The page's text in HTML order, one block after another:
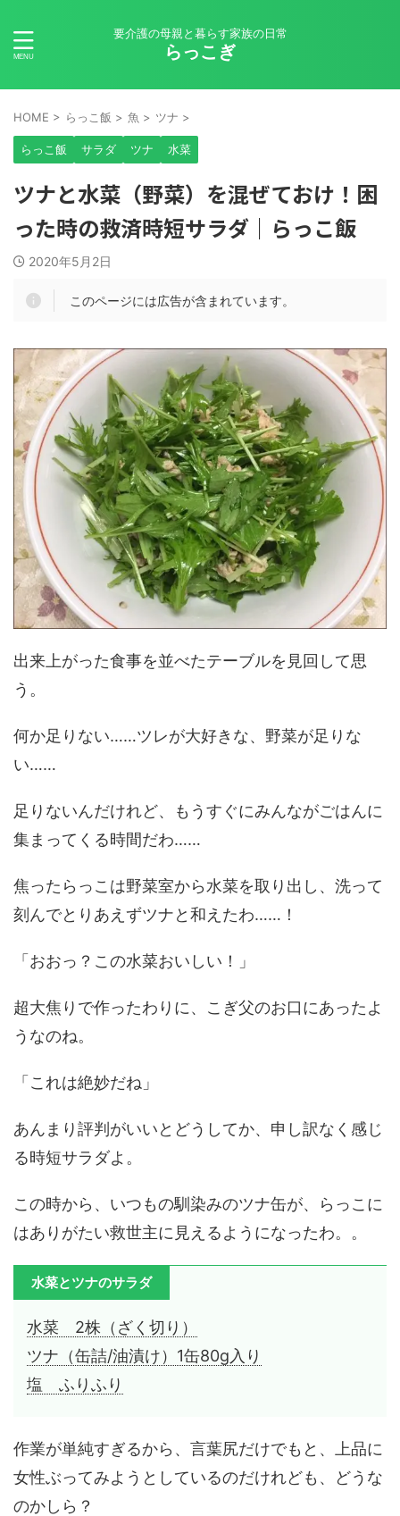
要介護の母親と暮らす家族の日常
らっこぎ
HOME > らっこ飯 > 魚 > ツナ >
らっこ飯 サラダ ツナ 水菜
ツナと水菜（野菜）を混ぜておけ！困
った時の救済時短サラダ｜らっこ飯
2020年5月2日
このページには広告が含まれています。
出来上がった食事を並べたテーブルを見回して思
う。
何か足りない……ツレが大好きな、野菜が足りな
い……
足りないんだけれど、もうすぐにみんながごはんに
集まってくる時間だわ……
焦ったらっこは野菜室から水菜を取り出し、洗って
刻んでとりあえずツナと和えたわ……！
「おおっ？この水菜おいしい！」
超大焦りで作ったわりに、こぎ父のお口にあったよ
うなのね。
「これは絶妙だね」
あんまり評判がいいとどうしてか、申し訳なく感じ
る時短サラダよ。
この時から、いつもの馴染みのツナ缶が、らっこに
はありがたい救世主に見えるようになったわ。。
水菜とツナのサラダ
水菜 2株（ざく切り）
ツナ（缶詰/油漬け）1缶80g入り
塩 ふりふり
作業が単純すぎるから、言葉尻だけでもと、上品に
女性ぶってみようとしているのだけれども、どうな
のかしら？